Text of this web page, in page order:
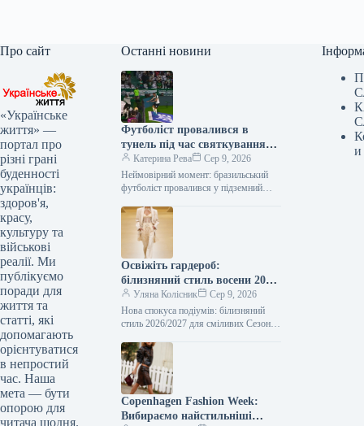
Про сайт
«Українське
життя» —
портал про
різні грані
буденності
українців:
здоров'я,
красу,
культуру та
військові
реалії. Ми
публікуємо
поради для
життя та
статті, які
допомагають
орієнтуватися
в непростий
час. Наша
мета — бути
опорою для
читача щодня.
Останні новини
Футболіст провалився в
тунель під час святкування
голу: відео курйозного
падіння
Катерина Рева
Сер 9, 2026
Неймовірний момент: бразильський
футболіст провалився у підземний
Інцидент, що викликав чималий
резонанс, стався 8 серпня…
Освіжіть гардероб:
білизняний стиль восени 2026
– від корсетів до комбінацій
Уляна Колісник
Сер 9, 2026
Нова спокуса подіумів: білизняний
стиль 2026/2027 для сміливих Сезон
модних показах нове бачення
жіночності, експресії та…
Copenhagen Fashion Week:
Вибираємо найстильніші
и